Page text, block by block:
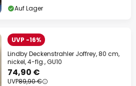
Auf Lager
UVP -16%
Lindby Deckenstrahler Joffrey, 80 cm,
nickel, 4-flg., GU10
74,90 €
UVP89,90 €